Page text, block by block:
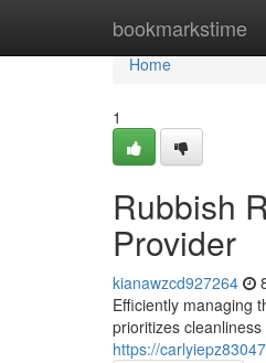
bookmarkstime
Home
Home
1
Rubbish
Provider
kianawzcd927264
Efficiently managing
prioritizes
https://